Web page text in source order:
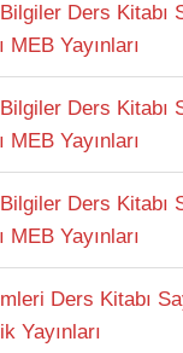
Ders Kitabı
Yayınları
Ders Kitabı
Yayınları
Ders Kitabı
MEB Yayınları
Ders Kitabı
Yayınları